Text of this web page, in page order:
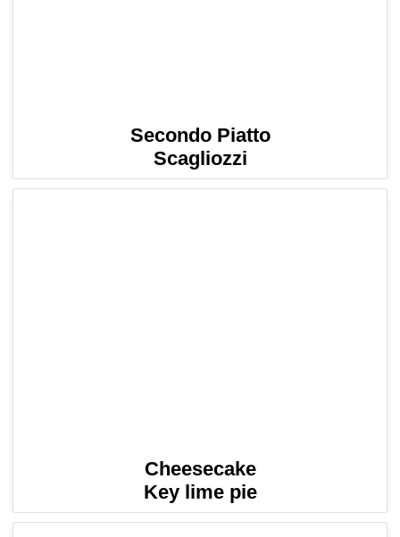
Secondo Piatto
Scagliozzi
Cheesecake
Key lime pie